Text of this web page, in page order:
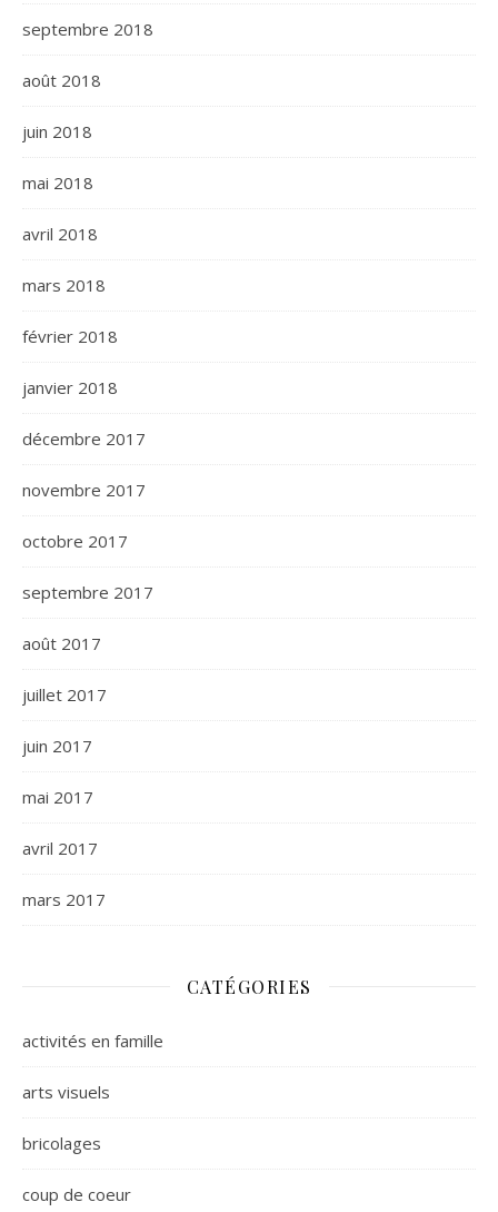
septembre 2018
août 2018
juin 2018
mai 2018
avril 2018
mars 2018
février 2018
janvier 2018
décembre 2017
novembre 2017
octobre 2017
septembre 2017
août 2017
juillet 2017
juin 2017
mai 2017
avril 2017
mars 2017
CATÉGORIES
activités en famille
arts visuels
bricolages
coup de coeur